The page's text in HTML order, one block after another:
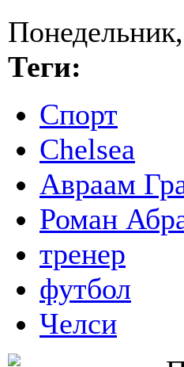
Теги:
Спорт
Chelsea
Авраам
Роман
тренер
футбол
Челси